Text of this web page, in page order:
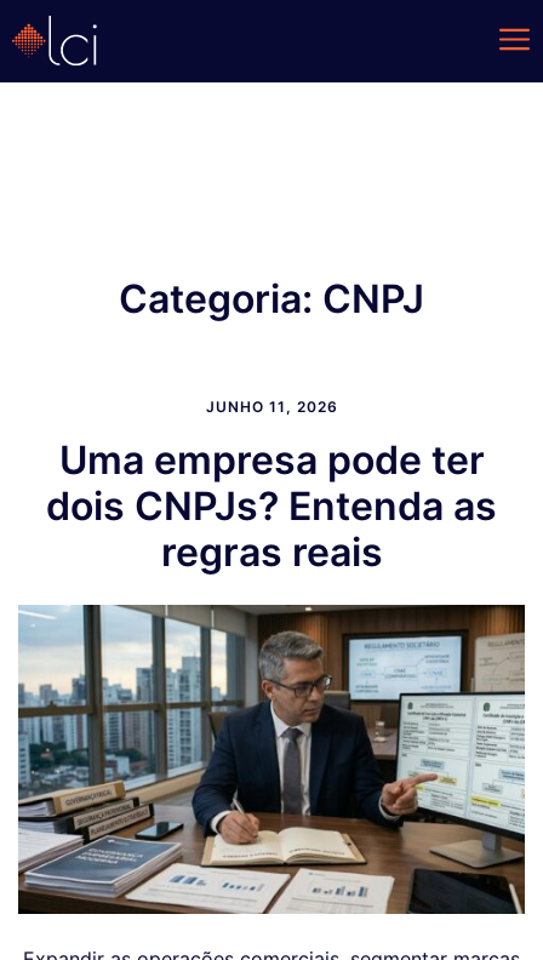
Categoria: CNPJ
JUNHO 11, 2026
Uma empresa pode ter
dois CNPJs? Entenda as
regras reais